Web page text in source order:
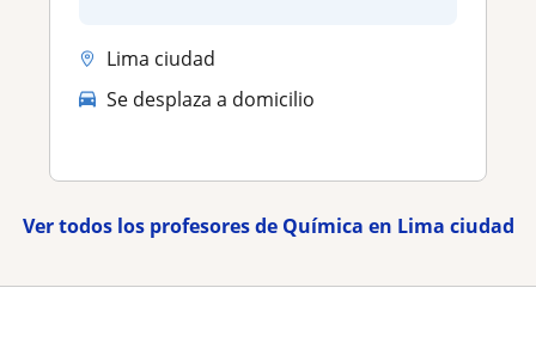
Lima ciudad
Se desplaza a domicilio
Ver todos los profesores de Química en Lima ciudad